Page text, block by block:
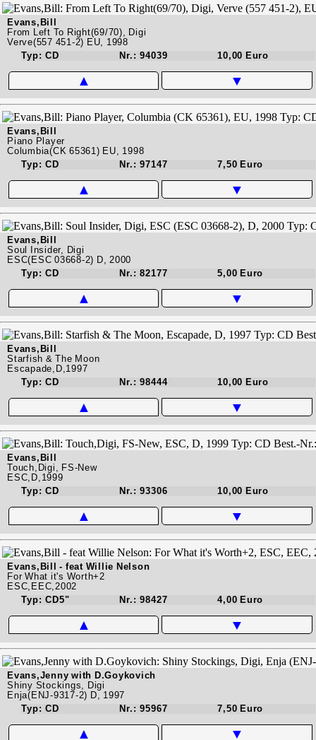
Evans,Bill
From Left To Right(69/70), Digi
Verve(557 451-2) EU, 1998
Typ: CD
Nr.: 94039 10,00 Euro
▲ ▼
Evans,Bill
Piano Player
Columbia(CK 65361) EU, 1998
Typ: CD
Nr.: 97147 7,50 Euro
▲ ▼
Evans,Bill
Soul Insider, Digi
ESC(ESC 03668-2) D, 2000
Typ: CD
Nr.: 82177 5,00 Euro
▲ ▼
Evans,Bill
Starfish & The Moon
Escapade,D,1997
Typ: CD
Nr.: 98444 10,00 Euro
▲ ▼
Evans,Bill
Touch,Digi, FS-New
ESC,D,1999
Typ: CD
Nr.: 93306 10,00 Euro
▲ ▼
Evans,Bill - feat Willie Nelson
For What it's Worth+2
ESC,EEC,2002
Typ: CD5"
Nr.: 98427 4,00 Euro
▲ ▼
Evans,Jenny with D.Goykovich
Shiny Stockings, Digi
Enja(ENJ-9317-2) D, 1997
Typ: CD
Nr.: 95967 7,50 Euro
▲ ▼